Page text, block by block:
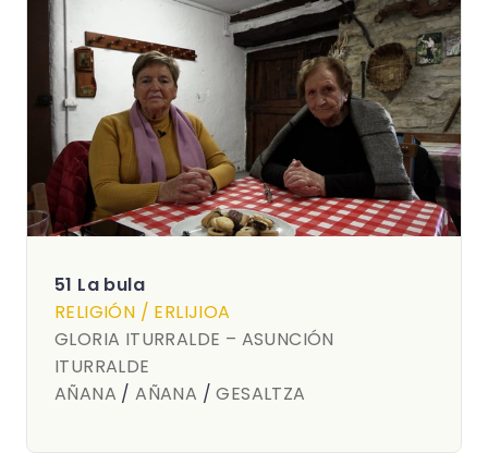
51 La bula
RELIGIÓN / ERLIJIOA
GLORIA ITURRALDE – ASUNCIÓN
ITURRALDE
AÑANA /AÑANA /GESALTZA